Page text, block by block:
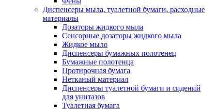
Диспенсеры мыла, туалетной бумаги, расходные
материалы
Дозаторы жидкого мыла
Сенсорные дозаторы жидкого мыла
Жидкое мыло
Диспенсеры бумажных полотенец
Бумажные полотенца
Протирочная бумага
Нетканый материал
Диспенсеры туалетной бумаги и сидений
для унитазов
Туалетная бумага